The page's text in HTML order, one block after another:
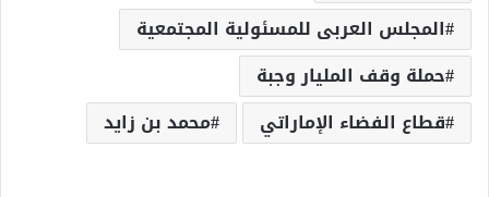
المجلس العربى للمسئولية المجتمعية
حملة وقف المليار وجبة
قطاع الفضاء الإماراتي
محمد بن زايد